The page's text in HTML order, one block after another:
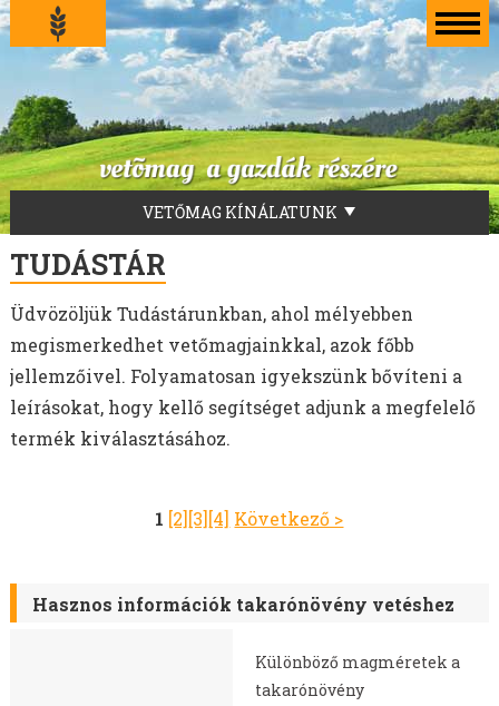
VETŐMAG KÍNÁLATUNK
LUCERNA VETŐMAG
FŰVEKERÉKEK
AKG-ZÖLDUGAR
TILLAGE-ZÖLDTRÁGYA-ZÖLDUGAR-MÉHLEGELŐ
ZÖLDTRÁGYA KEVERÉKEK
SZENÁZS KEVERÉKEK
ZÖLDTAKARMÁNY KEVERÉKEK
SZUDÁNIFŰ VETŐMAG
TUDÁSTÁR
Üdvözöljük Tudástárunkban, ahol mélyebben
megismerkedhet vetőmagjainkkal, azok főbb
jellemzőivel. Folyamatosan igyekszünk bővíteni a
leírásokat, hogy kellő segítséget adjunk a megfelelő
termék kiválasztásához.
1 [2][3][4] Következő >
Hasznos információk takarónövény vetéshez
Különböző magméretek a
takarónövény